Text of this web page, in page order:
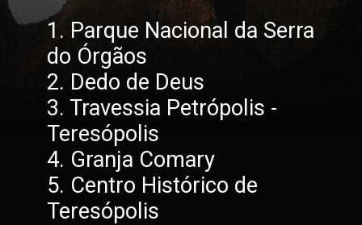
1. Parque Nacional da Serra
do Órgãos
2. Dedo de Deus
3. Travessia Petrópolis -
Teresópolis
4. Granja Comary
5. Centro Histórico de
Teresópolis